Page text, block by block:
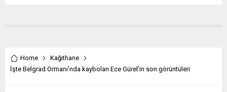
Home
Kağıthane
İşte Belgrad Ormanı’nda kaybolan Ece Gürel’in son görüntüleri